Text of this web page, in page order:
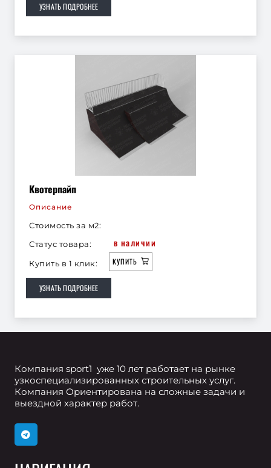
УЗНАТЬ ПОДРОБНЕЕ
Квотерпайп
Описание
Стоимость за м2:
Статус товара:
в наличии
Купить в 1 клик: КУПИТЬ
УЗНАТЬ ПОДРОБНЕЕ
Компания sport1 уже 10 лет работает на рынке
узкоспециализированных строительных услуг.
Компания Ориентирована на сложные задачи и
выездной характер работ.